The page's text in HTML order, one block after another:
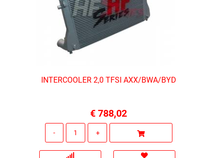
INTERCOOLER 2,0 TFSI AXX/BWA/BYD
€ 788,02